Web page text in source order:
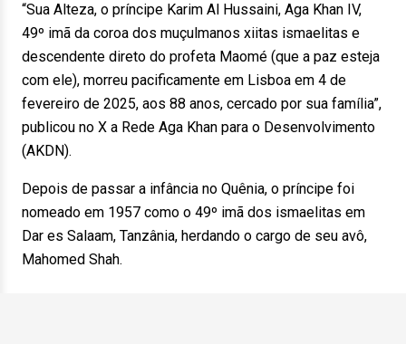
“Sua Alteza, o príncipe Karim Al Hussaini, Aga Khan IV,
49º imã da coroa dos muçulmanos xiitas ismaelitas e
descendente direto do profeta Maomé (que a paz esteja
com ele), morreu pacificamente em Lisboa em 4 de
fevereiro de 2025, aos 88 anos, cercado por sua família”,
publicou no X a Rede Aga Khan para o Desenvolvimento
(AKDN).
Depois de passar a infância no Quênia, o príncipe foi
nomeado em 1957 como o 49º imã dos ismaelitas em
Dar es Salaam, Tanzânia, herdando o cargo de seu avô,
Mahomed Shah.